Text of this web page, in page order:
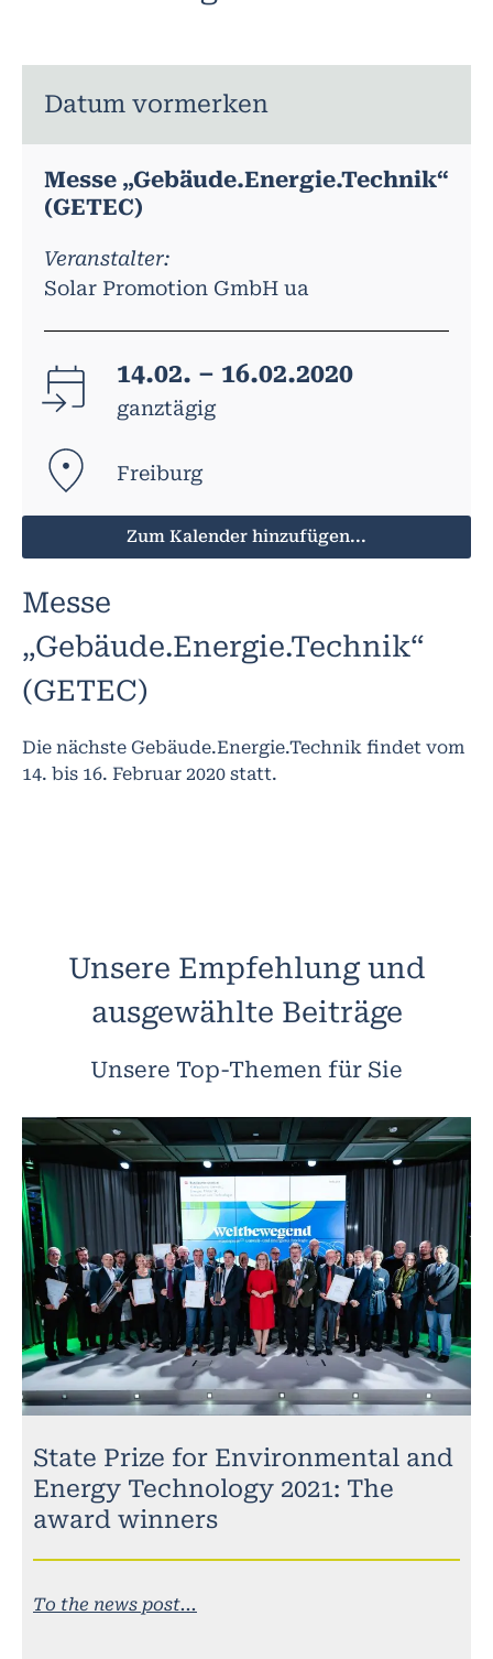
Datum vormerken
Messe „Gebäude.Energie.Technik“
(GETEC)
Veranstalter:
Solar Promotion GmbH ua
14.02. – 16.02.2020
ganztägig
Freiburg
Zum Kalender hinzufügen...
Messe
„Gebäude.Energie.Technik“
(GETEC)
Die nächste Gebäude.Energie.Technik findet vom
14. bis 16. Februar 2020 statt.
Unsere Empfehlung und
ausgewählte Beiträge
Unsere Top-Themen für Sie
State Prize for Environmental and
Energy Technology 2021: The
award winners
To the news post...